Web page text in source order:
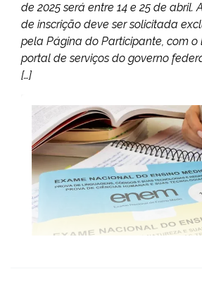
de 2025 será entre 14 e 25 de abril.
de inscrição deve ser solicitada
pela Página do Participante, com o
portal de serviços do governo
[…]